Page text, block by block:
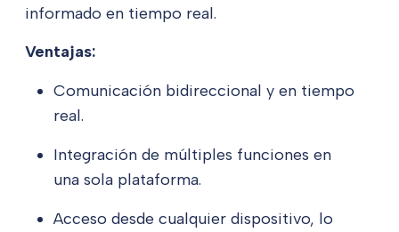
informado en tiempo real.
Ventajas:
Comunicación bidireccional y en tiempo
real.
Integración de múltiples funciones en
una sola plataforma.
Acceso desde cualquier dispositivo, lo